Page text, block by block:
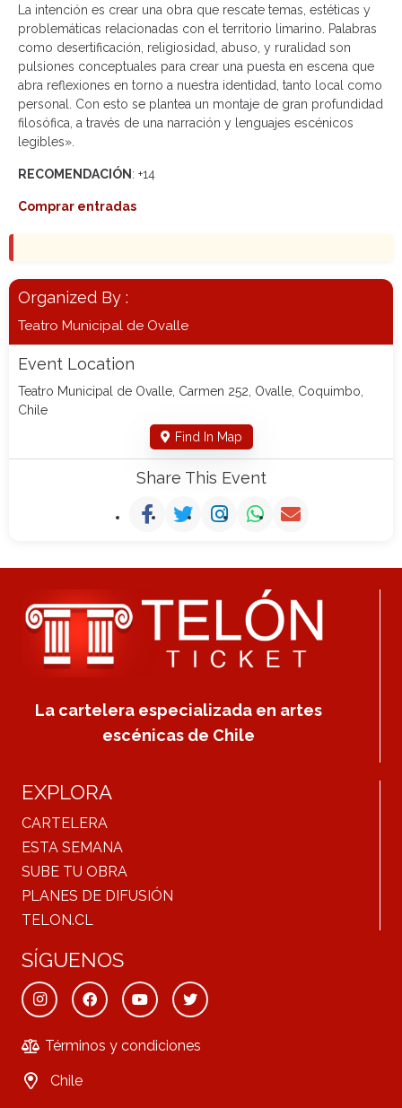
La intención es crear una obra que rescate temas, estéticas y
problemáticas relacionadas con el territorio limarino. Palabras
como desertificación, religiosidad, abuso, y ruralidad son
pulsiones conceptuales para crear una puesta en escena que
abra reflexiones en torno a nuestra identidad, tanto local como
personal. Con esto se plantea un montaje de gran profundidad
filosófica, a través de una narración y lenguajes escénicos
legibles».
RECOMENDACIÓN : +14
Comprar entradas
Organized By :
Teatro Municipal de Ovalle
Event Location
Teatro Municipal de Ovalle, Carmen 252, Ovalle, Coquimbo,
Chile
Find In Map
Share This Event
La cartelera especializada en artes
escénicas de Chile
EXPLORA
CARTELERA
ESTA SEMANA
SUBE TU OBRA
PLANES DE DIFUSIÓN
TELON.CL
SÍGUENOS
Términos y condiciones
Chile